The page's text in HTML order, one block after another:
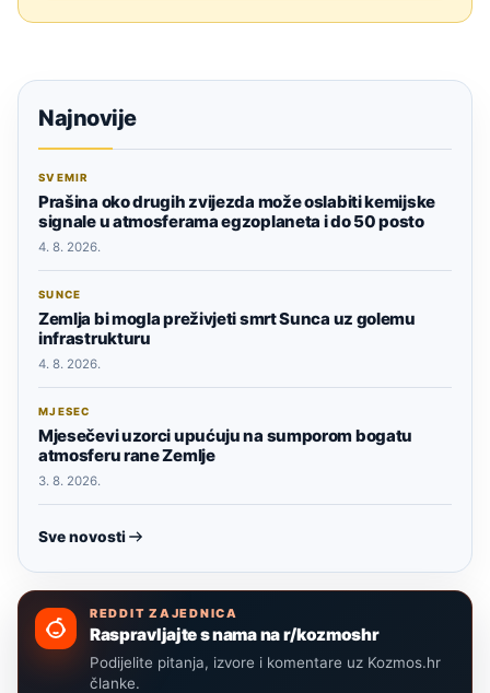
Najnovije
SVEMIR
Prašina oko drugih zvijezda može oslabiti kemijske
signale u atmosferama egzoplaneta i do 50 posto
4. 8. 2026.
SUNCE
Zemlja bi mogla preživjeti smrt Sunca uz golemu
infrastrukturu
4. 8. 2026.
MJESEC
Mjesečevi uzorci upućuju na sumporom bogatu
atmosferu rane Zemlje
3. 8. 2026.
Sve novosti
REDDIT ZAJEDNICA
Raspravljajte s nama na r/kozmoshr
Podijelite pitanja, izvore i komentare uz Kozmos.hr
članke.